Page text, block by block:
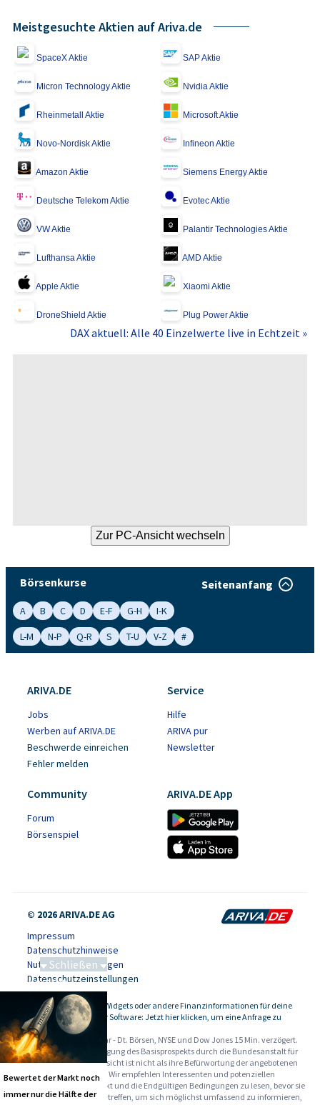
Meistgesuchte Aktien auf Ariva.de
SpaceX Aktie SAP Aktie
Micron Technology Aktie Nvidia Aktie
Rheinmetall Aktie Microsoft Aktie
Novo-Nordisk Aktie Infineon Aktie
Amazon Aktie Siemens Energy Aktie
Deutsche Telekom Aktie Evotec Aktie
VW Aktie Palantir Technologies Aktie
Lufthansa Aktie AMD Aktie
Apple Aktie Xiaomi Aktie
DroneShield Aktie Plug Power Aktie
DAX aktuell: Alle 40 Einzelwerte live in Echtzeit »
Börsenkurse Seitenanfang
A B C D E-F G-H
I-K
L-M
N-P Q-R S T-U V-Z #
ARIVA.DE
Jobs
Werben auf ARIVA.DE
Beschwerde einreichen
Fehler melden
Service
Hilfe
ARIVA pur
Newsletter
Community
Forum
Börsenspiel
ARIVA.DE App
© 2026 ARIVA.DE AG
Impressum
Datenschutzhinweise
Nutzungsbedingungen
Datenschutzeinstellungen
-
Kursdaten, Widgets oder andere Finanzinformationen für deine
Website oder Software: Jetzt hier klicken, um eine Anfrage zu
stellen.
Alle Angaben ohne Gewähr - Dt. Börsen, NYSE und Dow Jones 15 Min. verzögert.
Werbehinweise:
Die Billigung des Basisprospekts durch die Bundesanstalt für
Finanzdienstleistungsaufsicht ist nicht als ihre Befürwortung der angebotenen
Wertpapiere zu verstehen. Wir empfehlen Interessenten und potenziellen
Anlegern den Basisprospekt und die Endgültigen Bedingungen zu lesen, bevor sie
eine Anlageentscheidung treffen, um sich möglichst umfassend zu informieren,
Schließen
Saga bei 0,53 CAD
Bewertet der Markt noch
immer nur die Hälfte der